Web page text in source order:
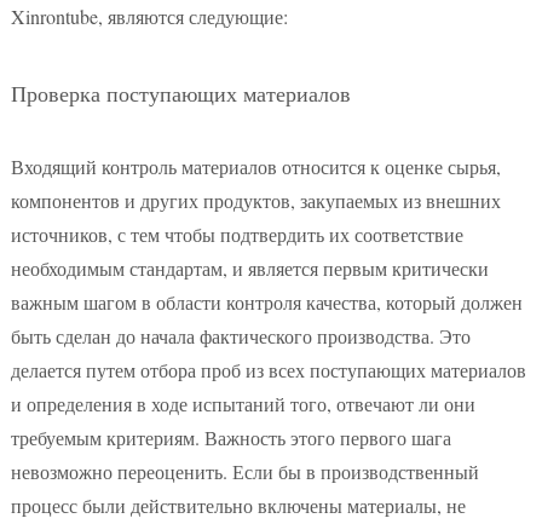
Xinrontube, являются следующие:
Проверка поступающих материалов
Входящий контроль материалов относится к оценке сырья,
компонентов и других продуктов, закупаемых из внешних
источников, с тем чтобы подтвердить их соответствие
необходимым стандартам, и является первым критически
важным шагом в области контроля качества, который должен
быть сделан до начала фактического производства. Это
делается путем отбора проб из всех поступающих материалов
и определения в ходе испытаний того, отвечают ли они
требуемым критериям. Важность этого первого шага
невозможно переоценить. Если бы в производственный
процесс были действительно включены материалы, не